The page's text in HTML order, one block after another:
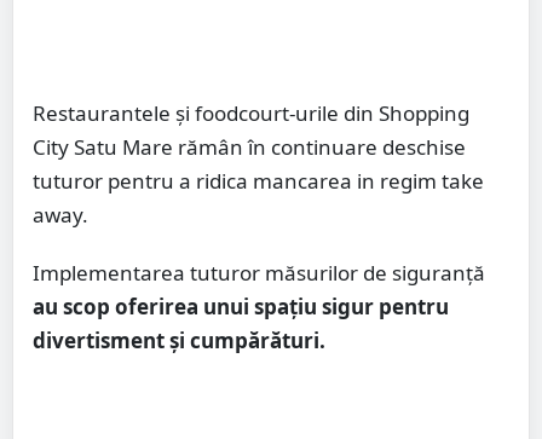
Restaurantele și foodcourt-urile din Shopping
City Satu Mare rămân în continuare deschise
tuturor pentru a ridica mancarea in regim take
away.
Implementarea tuturor măsurilor de siguranță
au scop oferirea unui spațiu sigur pentru
divertisment și cumpărături.